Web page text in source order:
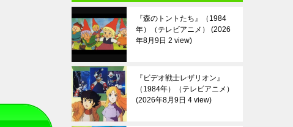
『森のトントたち』（1984
年）（テレビアニメ）
2026
年8月9日 2 view
『ビデオ戦士レザリオン』
（1984年）（テレビアニメ）
2026年8月9日 4 view